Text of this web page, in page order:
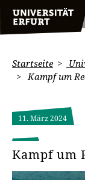
Startseite
Kampf um
11. März 2024
Kampf um